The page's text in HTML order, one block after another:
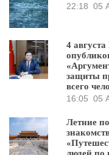
22:18 05
4
защиты
всего
16:05 05
Летние
людей по